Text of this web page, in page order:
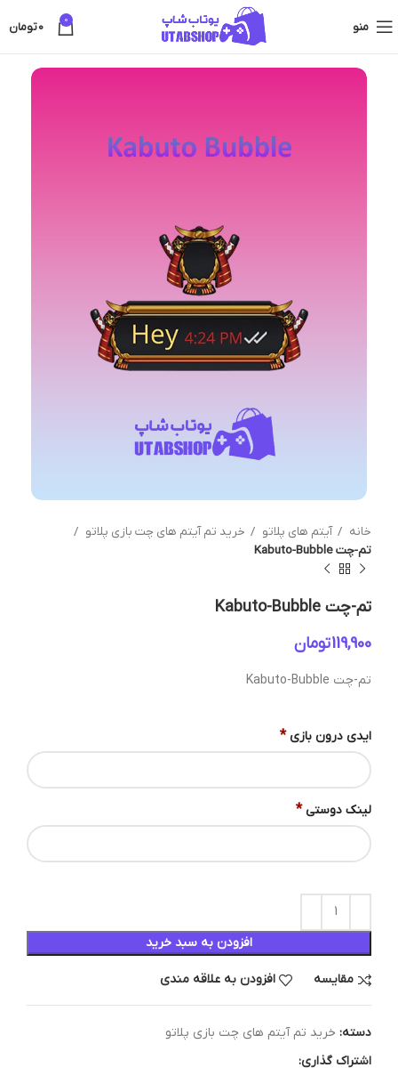
منو 0
0تومان
خانه آیتم های پلاتو
خرید تم آیتم های چت بازی پلاتو
تم-چت Kabuto-Bubble
تم-چت Kabuto-Bubble
تومان
تم-چت Kabuto-Bubble
ایدی درون بازی *
لینک دوستی *
افزودن به سبد خرید
مقایسه افزودن به علاقه مندی
دسته: خرید تم آیتم های چت بازی پلاتو
اشتراک گذاری: